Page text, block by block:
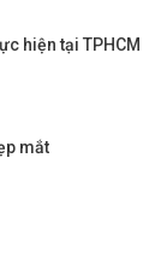
hiện tại TPHCM
mắt